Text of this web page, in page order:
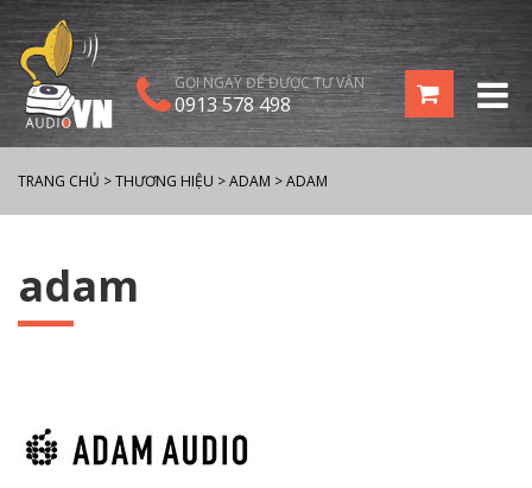
GỌI NGAY ĐỂ ĐƯỢC TƯ VẤN
0913 578 498
TRANG CHỦ >THƯƠNG HIỆU >ADAM >ADAM
adam